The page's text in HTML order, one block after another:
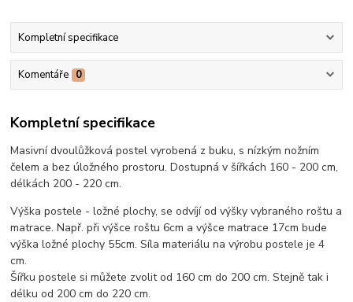
Kompletní specifikace
Komentáře 0
Kompletní specifikace
Masivní dvoulůžková postel vyrobená z buku, s nízkým nožním
čelem a bez úložného prostoru. Dostupná v šířkách 160 - 200 cm,
délkách 200 - 220 cm.
Výška postele - ložné plochy, se odvíjí od výšky vybraného roštu a
matrace. Např. při výšce roštu 6cm a výšce matrace 17cm bude
výška ložné plochy 55cm. Síla materiálu na výrobu postele je 4
cm.
Šířku postele si můžete zvolit od 160 cm do 200 cm. Stejně tak i
délku od 200 cm do 220 cm.